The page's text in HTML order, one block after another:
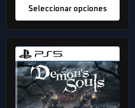
Seleccionar opciones